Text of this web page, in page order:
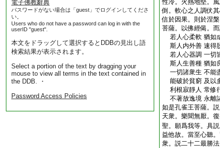
電子佛教辭典
パスワードがない場合は「guest」でログインしてくださ
い。
Users who do not have a password can log in with the
userID "guest".
本文をドラッグして選択するとDDBの見出し語
検索結果が表示されます。
Select a portion of the text by dragging your
mouse to view all terms in the text contained in
the DDB. ・
Password Access Policies
性冷。火熱地堅。
倒。軟心之人調伏
信於因果。則於涅
菩薩。以佛經偈。
若人心柔軟 猶如
斯人内外善 速得
若人心器調 一切
斯人生善種 猶如
一切諸衆生 不能
能破於貧窮 及以
利根寂靜人 常修
不著放逸境 永離
如是孔雀王菩薩。
天衆。樂聞無厭。
聖。願爲我等。具
益他故。當至心聽
衆。説二十二最勝